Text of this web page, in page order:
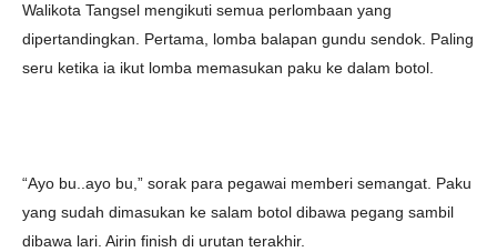
Walikota Tangsel mengikuti semua perlombaan yang
dipertandingkan. Pertama, lomba balapan gundu sendok. Paling
seru ketika ia ikut lomba memasukan paku ke dalam botol.
“Ayo bu..ayo bu,” sorak para pegawai memberi semangat. Paku
yang sudah dimasukan ke salam botol dibawa pegang sambil
dibawa lari. Airin finish di urutan terakhir.